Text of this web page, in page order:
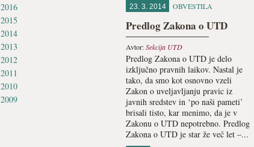
2016
2015
2014
2013
2012
2011
2010
2009
23. 3. 2014 OBVESTILA
Predlog Zakona o UTD
Avtor:Sekcija UTD
Predlog Zakona o UTD je delo
izključno pravnih laikov. Nastal je
tako, da smo kot osnovno vzeli
Zakon o uveljavljanju pravic iz
javnih sredstev in ‘po naši pameti’
brisali tisto, kar menimo, da je v
Zakonu o UTD nepotrebno. Predlog
Zakona o UTD je star že več let –...